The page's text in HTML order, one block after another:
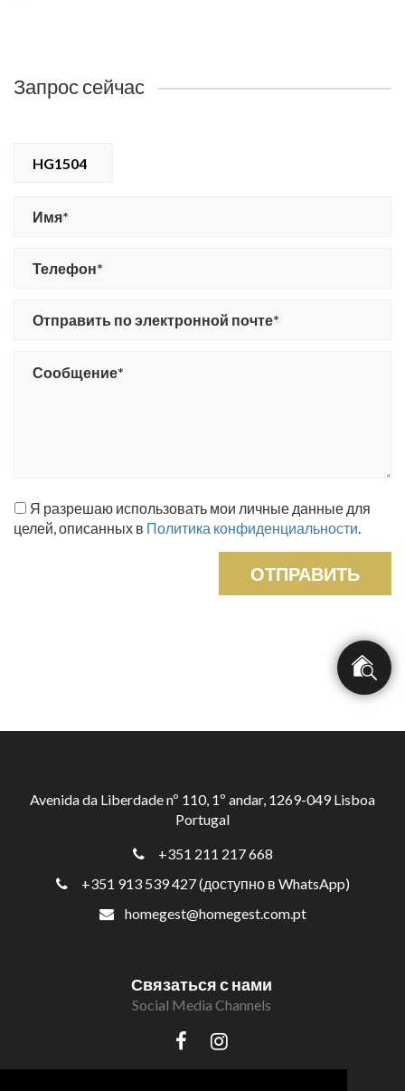
Запрос сейчас
HG1504
Я разрешаю использовать мои личные данные для
целей, описанных в Политика конфиденциальности
ОТПРАВИТЬ
Avenida da Liberdade nº 110, 1º andar, 1269-049 Lisboa
Portugal
+351 211 217 668
+351 913 539 427 (доступно в WhatsApp)
homegest@homegest.com.pt
Связаться с нами
Social Media Channels